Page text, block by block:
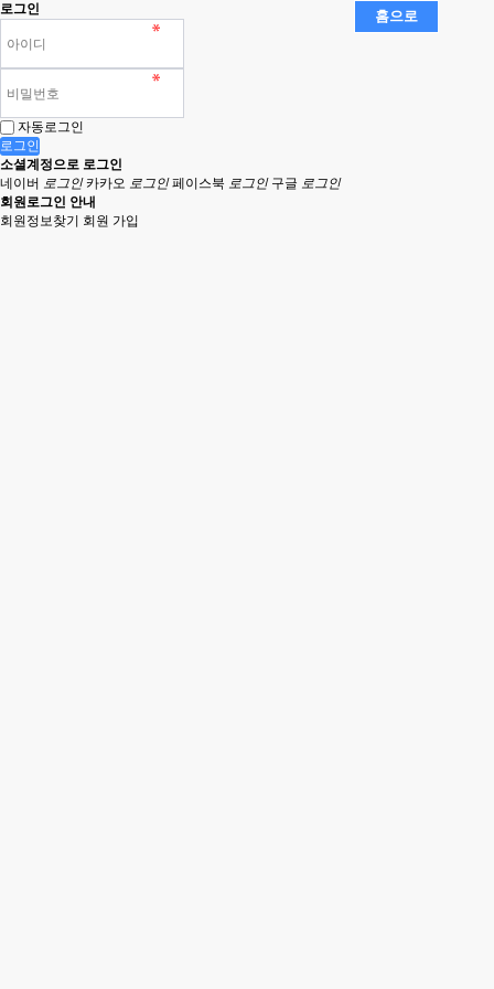
로그인
자동로그인
로그인
소셜계정으로 로그인
네이버 로그인 카카오 로그인 페이스북 로그인 구글 로그인
회원로그인 안내
회원정보찾기
회원 가입